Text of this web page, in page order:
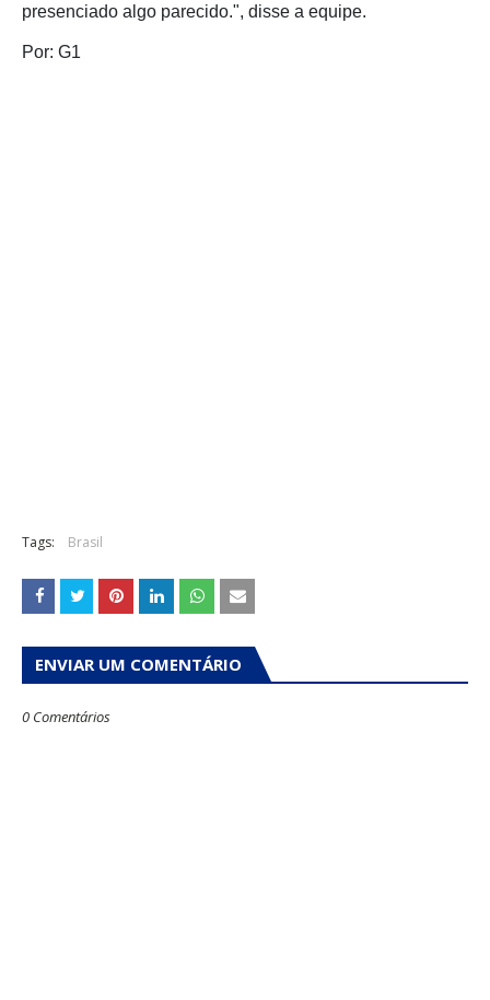
presenciado algo parecido.", disse a equipe.
Por: G1
Tags: Brasil
ENVIAR UM COMENTÁRIO
0 Comentários